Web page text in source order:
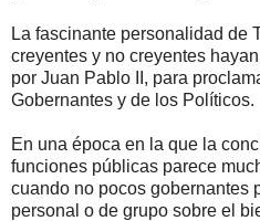
La fascinante personalidad de
creyentes y no creyentes
por Juan Pablo II, para
Gobernantes y de los Políticos.
En una época en la que la
funciones públicas parece
cuando no pocos gobernantes
personal o de grupo sobre el